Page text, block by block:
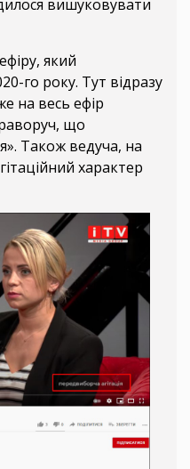
вишуковувати
який
го року. Тут відразу
на весь ефір
що
Також ведуча, на
характер